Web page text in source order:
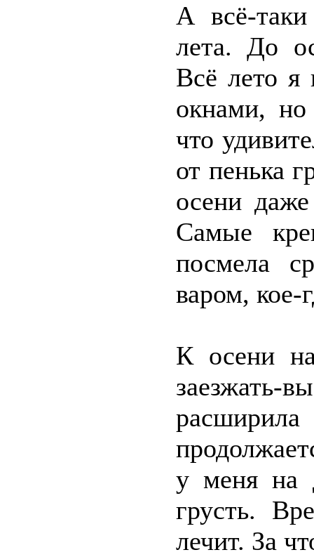
А всё-
лета. До
Всё лето я
окнами,
что
от пенька
осени
Самые
посмела
варом, кое-
К осени
у меня на
грусть.
лечит. За